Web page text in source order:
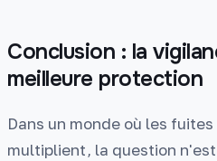
Conclusion : la
meilleure protection
Dans un monde où les
multiplient, la question